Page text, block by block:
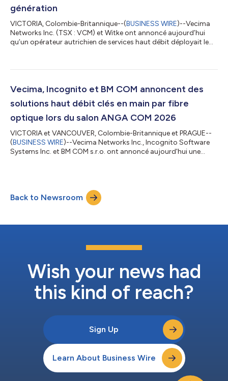
génération
VICTORIA, Colombie-Britannique--(BUSINESS WIRE)--Vecima
Networks Inc. (TSX : VCM) et Witke ont annoncé aujourd’hui
qu’un opérateur autrichien de services haut débit déployait le
l’évolution vers une architecture d’accès distribuée (DAA). Ce
fiabilité, une montée en capacité progressive et évolutive, ainsi
qu’une trajectoire claire...
Vecima, Incognito et BM COM annoncent des
solutions haut débit clés en main par fibre
optique lors du salon ANGA COM 2026
VICTORIA et VANCOUVER, Colombie-Britannique et PRAGUE--
(BUSINESS WIRE)--Vecima Networks Inc., Incognito Software
Systems Inc. et BM COM s.r.o. ont annoncé aujourd'hui une
Cologne, en Allemagne. Cette solution conjointe réunit une
infrastructure d'accès fibre optique de pointe, une
orchestration de services ava...
Back to Newsroom
Wish your news had
this kind of reach?
Sign Up
Learn About Business Wire